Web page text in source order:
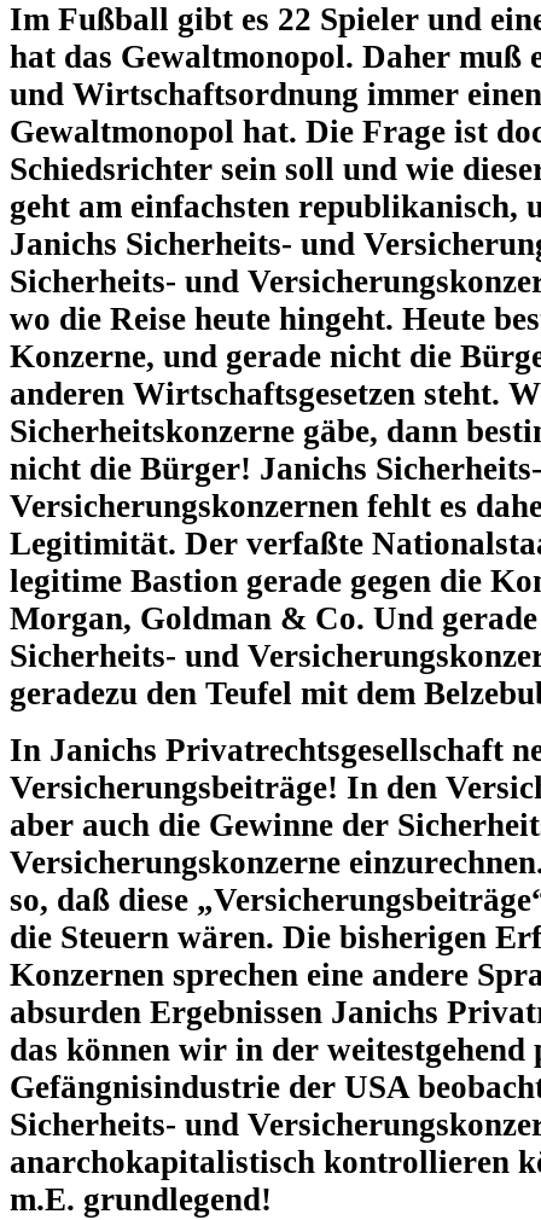
Im Fußball gibt es 22 Spieler und
hat das Gewaltmonopol. Daher muß
und Wirtschaftsordnung immer
Gewaltmonopol hat. Die Frage ist
Schiedsrichter sein soll und wie
geht am einfachsten republikanisch,
Janichs Sicherheits- und
Sicherheits- und
wo die Reise heute hingeht. Heute
Konzerne, und gerade nicht die
anderen Wirtschaftsgesetzen steht.
Sicherheitskonzerne gäbe, dann
nicht die Bürger! Janichs
Versicherungskonzernen fehlt es
Legitimität. Der verfaßte
legitime Bastion gerade gegen die
Morgan, Goldman & Co. Und
Sicherheits- und
geradezu den Teufel mit dem
In Janichs Privatrechtsgesellschaft
Versicherungsbeiträge! In den
aber auch die Gewinne der
Versicherungskonzerne
so, daß diese
die Steuern wären. Die bisherigen
Konzernen sprechen eine andere
absurden Ergebnissen Janichs
das können wir in der
Gefängnisindustrie der USA
Sicherheits- und
anarchokapitalistisch kontrollieren
m.E. grundlegend!